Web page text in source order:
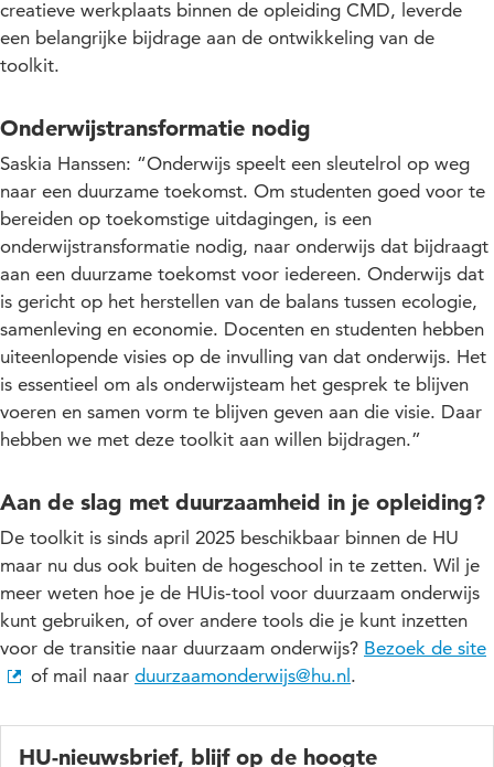
creatieve werkplaats binnen de opleiding CMD, leverde
een belangrijke bijdrage aan de ontwikkeling van de
toolkit.
Onderwijstransformatie nodig
Saskia Hanssen: “Onderwijs speelt een sleutelrol op weg
naar een duurzame toekomst. Om studenten goed voor te
bereiden op toekomstige uitdagingen, is een
onderwijstransformatie nodig, naar onderwijs dat bijdraagt
aan een duurzame toekomst voor iedereen. Onderwijs dat
is gericht op het herstellen van de balans tussen ecologie,
samenleving en economie. Docenten en studenten hebben
uiteenlopende visies op de invulling van dat onderwijs. Het
is essentieel om als onderwijsteam het gesprek te blijven
voeren en samen vorm te blijven geven aan die visie. Daar
hebben we met deze toolkit aan willen bijdragen.”
Aan de slag met duurzaamheid in je opleiding?
De toolkit is sinds april 2025 beschikbaar binnen de HU
maar nu dus ook buiten de hogeschool in te zetten. Wil je
meer weten hoe je de HUis-tool voor duurzaam onderwijs
kunt gebruiken, of over andere tools die je kunt inzetten
voor de transitie naar duurzaam onderwijs? Bezoek de site
of mail naar duurzaamonderwijs@hu.nl .
HU-nieuwsbrief, blijf op de hoogte